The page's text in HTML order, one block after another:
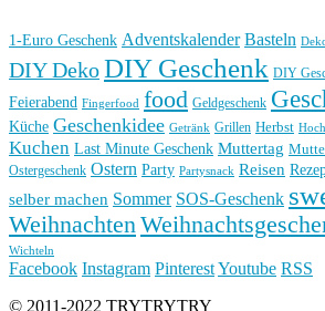
1-Euro Geschenk Adventskalender Basteln
DIY DekoDIY Geschenk DIY
Feierabend Fingerfood food Geldgeschenk
Küche Geschenkidee Getränk Grillen Herbst
Kuchen Last Minute Geschenk Muttertag
Ostergeschenk Ostern Party Partysnack Reisen
selber machen Sommer SOS-Geschenk
Weihnachten
Wichteln
Facebook Instagram PinterestYoutube RSS
© 2011-2022 TRYTRYTRY